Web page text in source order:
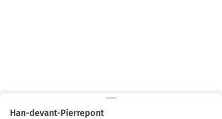
Han-devant-Pierrepont